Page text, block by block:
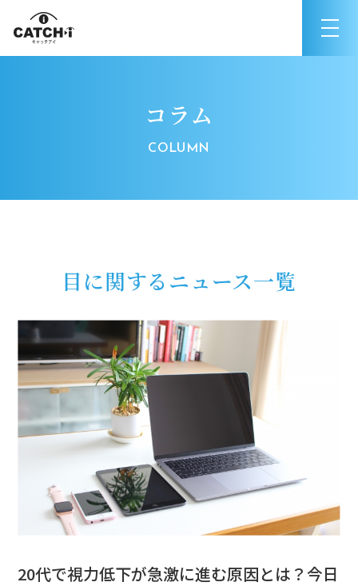
コラム
目に関するニュース一覧
20代で視力低下が急激に進む原因とは？今日